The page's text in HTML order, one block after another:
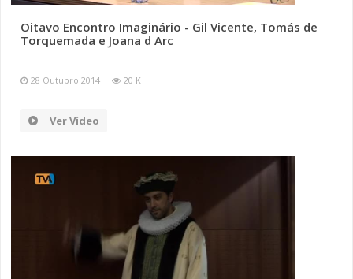
Oitavo Encontro Imaginário - Gil Vicente, Tomás de
Torquemada e Joana d Arc
28 Outubro 2014 20 K
Ver Vídeo